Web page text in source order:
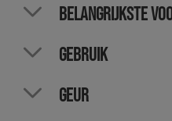
BELANGRIJKSTE
GEBRUIK
GEUR